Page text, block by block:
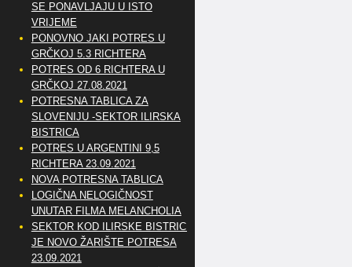
SE PONAVLJAJU U ISTO
VRIJEME
PONOVNO JAKI POTRES U
GRČKOJ 5.3 RICHTERA
POTRES OD 6 RICHTERA U
GRČKOJ 27.08.2021
POTRESNA TABLICA ZA
SLOVENIJU -SEKTOR ILIRSKA
BISTRICA
POTRES U ARGENTINI 9,5
RICHTERA 23.09.2021
NOVA POTRESNA TABLICA
LOGIČNA NELOGIČNOST
UNUTAR FILMA MELANCHOLIA
SEKTOR KOD ILIRSKE BISTRICE
JE NOVO ŽARIŠTE POTRESA
23.09.2021